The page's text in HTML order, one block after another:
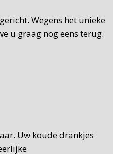
Wegens het unieke
u graag nog eens terug.
Uw koude drankjes